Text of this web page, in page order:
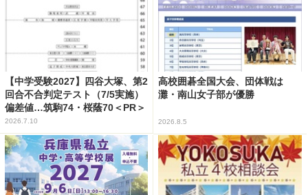
【中学受験2027】四谷大塚、第2
回合不合判定テスト（7/5実施）
偏差値…筑駒74・桜蔭70＜PR＞
2026.7.10
高校囲碁全国大会、団体戦は
灘・南山女子部が優勝
2026.8.5